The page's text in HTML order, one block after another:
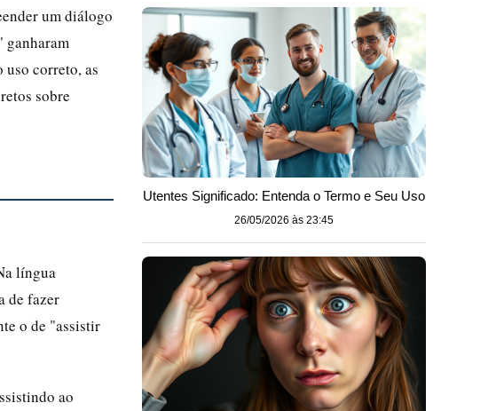
um diálogo
correto, as
sobre
língua
de fazer
o de "assistir
ao
Utentes Significado: Entenda o Termo e Seu Uso
26/05/2026 às 23:45